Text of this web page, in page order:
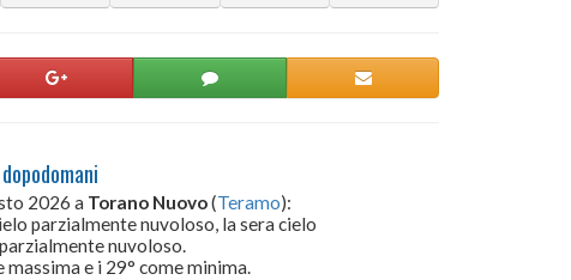
2026 a Torano Nuovo(Teramo):
parzialmente nuvoloso, la sera cielo
nuvoloso.
e i 29° come minima.